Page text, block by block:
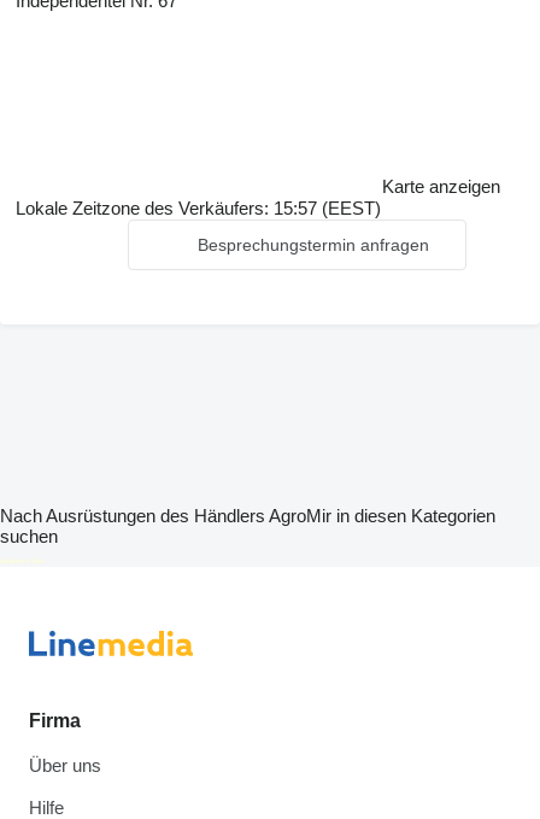
Karte anzeigen
Lokale Zeitzone des Verkäufers: 15:57 (EEST)
Besprechungstermin anfragen
Nach Ausrüstungen des Händlers AgroMir in diesen Kategorien
suchen
disallow-in-dsa
Firma
Über uns
Hilfe